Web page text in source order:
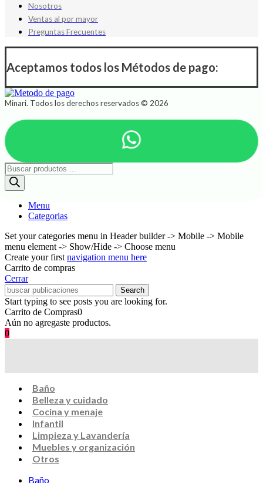
Nosotros
Ventas al por mayor
Preguntas Frecuentes
Aceptamos todos los Métodos de pago:
Minari. Todos los derechos reservados © 2026
Búsqueda
de
productos
Menu
Categorias
Set your categories menu in Header builder -> Mobile -> Mobile
menu element -> Show/Hide -> Choose menu
Create your first navigation menu here
Carrito de compras
Cerrar
Search
Start typing to see posts you are looking for.
Carrito de Compras0
Aún no agregaste productos.
0
Baño
Belleza y cuidado
Cocina y menaje
Infantil
Limpieza y Lavandería
Muebles y organización
Otros
Baño